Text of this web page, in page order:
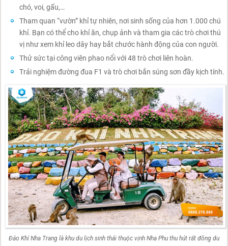
chó, voi, gấu,…
Tham quan “vườn” khỉ tự nhiên, nơi sinh sống của hơn 1.000 chú
khỉ. Bạn có thể cho khỉ ăn, chụp ảnh và tham gia các trò chơi thú
vị như xem khỉ leo dây hay bắt chước hành động của con người.
Thử sức tại công viên phao nổi với 48 trò chơi liên hoàn.
Trải nghiệm đường đua F1 và trò chơi bắn súng sơn đầy kịch tính.
Đảo Khỉ Nha Trang là khu du lịch sinh thái thuộc vịnh Nha Phu thu hút rất đông du